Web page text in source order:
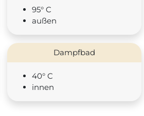
95° C
außen
Dampfbad
40° C
innen